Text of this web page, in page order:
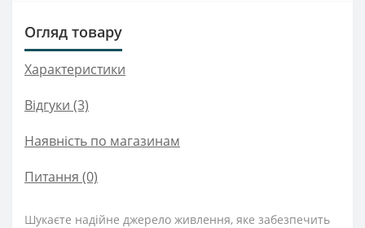
Огляд товару
Характеристики
Відгуки (3)
Наявність по магазинам
Питання (0)
Шукаєте надійне джерело живлення, яке забезпечить